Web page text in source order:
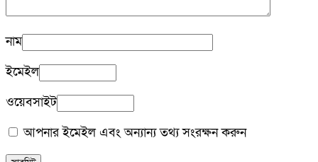
নাম
ইমেইল
ওয়েবসাইট
আপনার ইমেইল এবং অন্যান্য তথ্য সংরক্ষন করুন